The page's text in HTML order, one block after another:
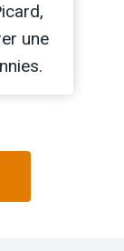
une